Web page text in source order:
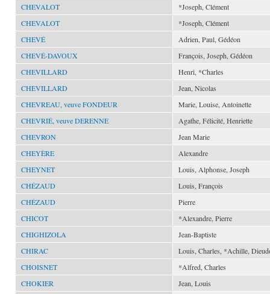
CHEVALOT
*Joseph, Clément
CHEVALOT
*Joseph, Clément
CHEVÉ
Adrien, Paul, Gédéon
CHEVÉ-DAVOUX
François, Joseph, Gédéon
CHEVILLARD
Henri, *Charles
CHEVILLARD
Jean, Nicolas
CHEVREAU, veuve FONDEUR
Marie, Louise, Antoinette
CHEVRIÉ, veuve DERENNE
Agathe, Félicité, Henriette
CHEVRON
Jean Marie
CHEYÈRE
Alexandre
CHEYNET
Louis, Alphonse, Joseph
CHÉZAUD
Louis, François
CHÉZAUD
Pierre
CHICOT
*Alexandre, Pierre
CHIGHIZOLA
Jean-Baptiste
CHIRAC
Louis, Charles, *Achille,
CHOISNET
*Alfred, Charles
CHOKIER
Jean, Louis